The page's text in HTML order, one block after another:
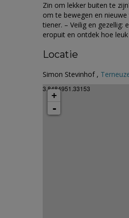
Zin om lekker buiten te
om te bewegen en
tiener. – Veilig en gezellig:
eropuit en ontdek hoe
Locatie
Simon Stevinhof ,
3.8484951.33153
+
-